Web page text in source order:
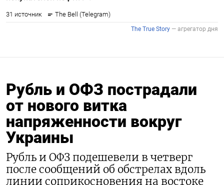
Рубль и ОФЗ пострадали
от нового витка
напряженности вокруг
Украины
Рубль и ОФЗ подешевели в четверг
после сообщений об обстрелах вдоль
линии соприкосновения на востоке